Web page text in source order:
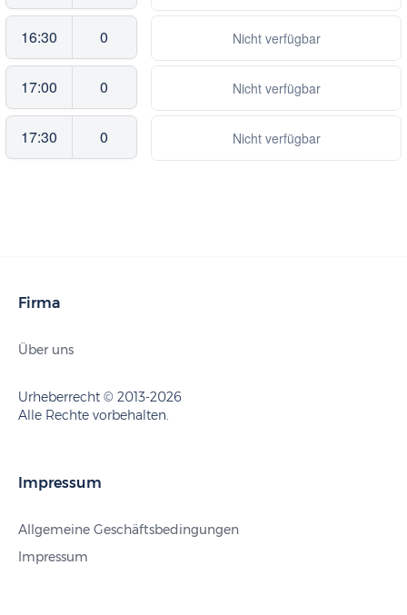
16:30 0 Nicht verfügbar
17:00 0 Nicht verfügbar
17:30 0 Nicht verfügbar
Firma
Über uns
Urheberrecht © 2013-2026
Alle Rechte vorbehalten.
Impressum
Allgemeine Geschäftsbedingungen
Impressum